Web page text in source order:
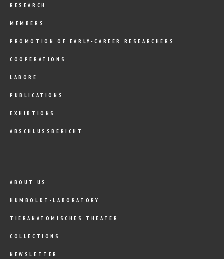
RESEARCH
MEMBERS
PROMOTION OF EARLY-CAREER RESEARCHERS
COOPERATIONS
LABORE
PUBLICATIONS
EXHIBTIONS
ABSCHLUSSBERICHT
ABOUT US
HUMBOLDT-LABORATORY
TIERANATOMISCHES THEATER
COLLECTIONS
NEWSLETTER